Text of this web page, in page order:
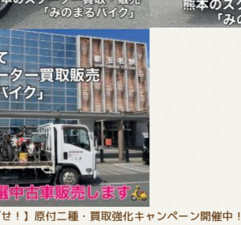
！】原付二種・買取強化キャンペーン開催中！